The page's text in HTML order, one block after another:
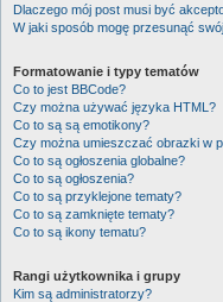
Dlaczego mój post musi być
W jaki sposób mogę przesunąć
Formatowanie i typy tematów
Co to jest BBCode?
Czy można używać języka HTML?
Co to są są emotikony?
Czy można umieszczać obrazki w
Co to są ogłoszenia globalne?
Co to są ogłoszenia?
Co to są przyklejone tematy?
Co to są zamknięte tematy?
Co to są ikony tematu?
Rangi użytkownika i grupy
Kim są administratorzy?